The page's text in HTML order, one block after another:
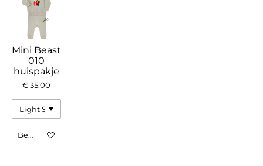
Mini Beast
010
huispakje
€ 35,00
Bekijk details